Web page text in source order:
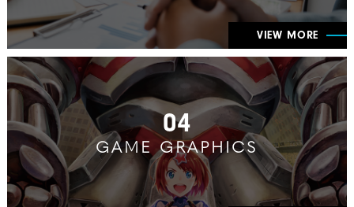
VIEW MORE
04
GAME GRAPHICS